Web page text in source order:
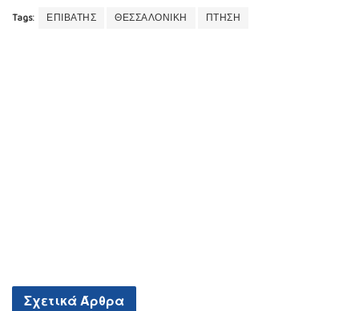
Tags: ΕΠΙΒΑΤΗΣ ΘΕΣΣΑΛΟΝΙΚΗ ΠΤΗΣΗ
ΣχετικάΆρθρα